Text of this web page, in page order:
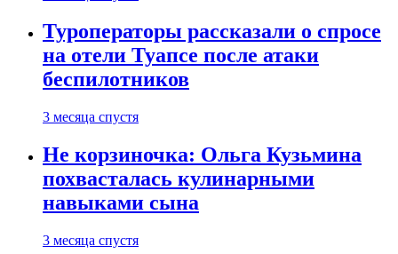
Туроператоры рассказали о спросе
на отели Туапсе после атаки
беспилотников
3 месяца спустя
Не корзиночка: Ольга Кузьмина
похвасталась кулинарными
навыками сына
3 месяца спустя